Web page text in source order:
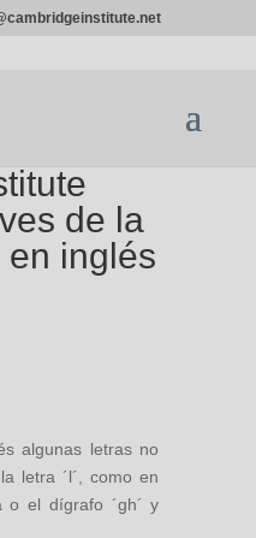
de la
inglés
algunas letras no
letra ´l´, como en
o el dígrafo ´gh´ y